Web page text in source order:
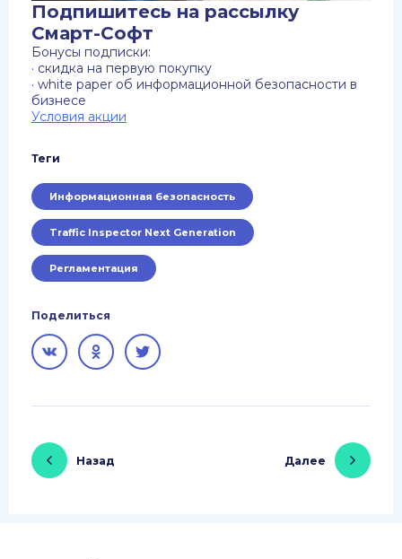
Подпишитесь на рассылку
Смарт-Софт
Бонусы подписки:
· скидка на первую покупку
· white paper об информационной безопасности в
бизнесе
Условия акции
Теги
Информационная безопасность
Traffic Inspector Next Generation
Регламентация
Поделиться
Назад Далее